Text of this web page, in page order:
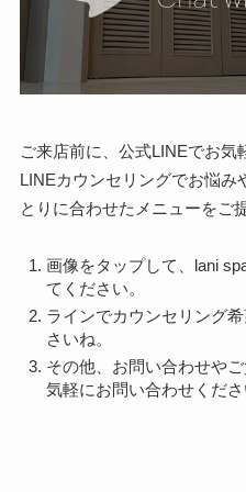
ご来店前に、公式LINEでお気
LINEカウンセリングでお悩み
とりに合わせたメニューをご
画像をタップして、lani
てください。
ラインでカウンセリング
さいね。
その他、お問い合わせや
気軽にお問い合わせくださ